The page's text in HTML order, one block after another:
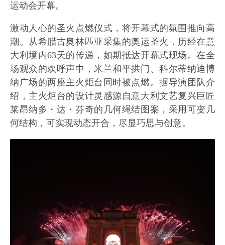
运动会开幕。
激动人心的圣火点燃仪式，将开幕式的氛围推向高
潮。从希腊古奥林匹亚采集的奥运圣火，历经在意
大利境内63天的传递，如期抵达开幕式现场。在全
场观众的欢呼声中，米兰和平拱门、科尔蒂纳迪博
纳广场的两座主火炬台同时被点燃。据导演团队介
绍，主火炬台的设计灵感源自意大利文艺复兴巨匠
莱昂纳多・达・芬奇的几何绳结图案，采用可变几
何结构，可实现动态开合，尽显巧思与创意。